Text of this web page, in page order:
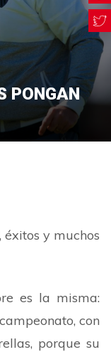
PONGAN
éxitos y muchos
la misma:
con
porque su